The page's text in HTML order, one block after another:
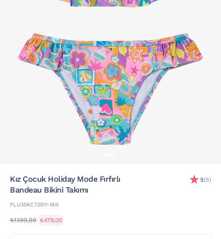
Kız Çocuk Holiday Mode Fırfırlı
Bandeau Bikini Takımı
PLU35KC725IY-MIX
5(5)
₺1.199,99 ₺479,00